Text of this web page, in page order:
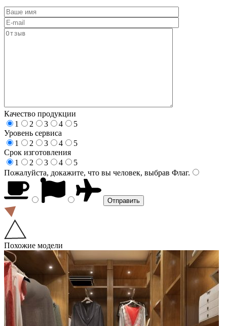
Качество продукции
1
2 3 4
5
Уровень сервиса
1
2 3 4
5
Срок изготовления
1
2 3 4
5
Пожалуйста, докажите, что вы человек, выбрав Флаг.
Похожие модели